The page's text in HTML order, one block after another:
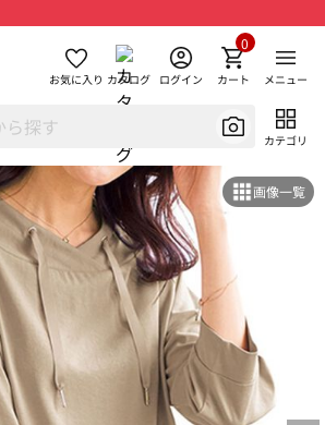
お気に入り カタログ ログイン カート
0
メニュー
カテゴリ
画像一覧